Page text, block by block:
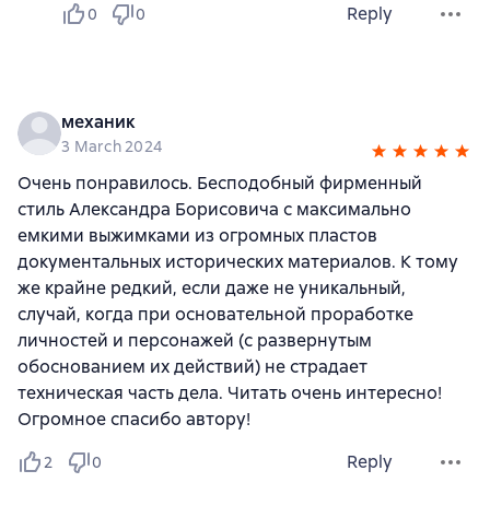
0 0 Reply
механик
3 March 2024
Очень понравилось. Бесподобный фирменный
стиль Александра Борисовича с максимально
емкими выжимками из огромных пластов
документальных исторических материалов. К тому
же крайне редкий, если даже не уникальный,
случай, когда при основательной проработке
личностей и персонажей (с развернутым
обоснованием их действий) не страдает
техническая часть дела. Читать очень интересно!
Огромное спасибо автору!
2 0 Reply